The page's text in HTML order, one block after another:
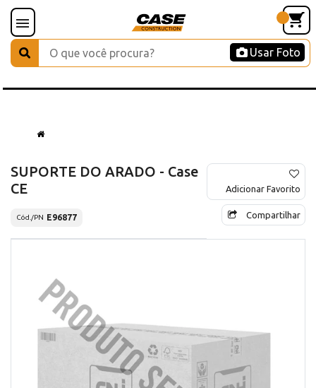
Usar Foto
SUPORTE DO ARADO - Case
CE
Cód./PN E96877
Adicionar Favorito
Compartilhar